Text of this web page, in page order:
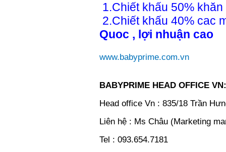
1.Chiết khấu 50%
2.Chiết khấu 40% cac
Quoc , lợi nhuận cao
www.babyprime.com.vn
BABYPRIME HEAD OFFICE VN:
Head office Vn : 835/18 Trần
Liên hệ : Ms Châu (Marketing
Tel : 093.654.7181